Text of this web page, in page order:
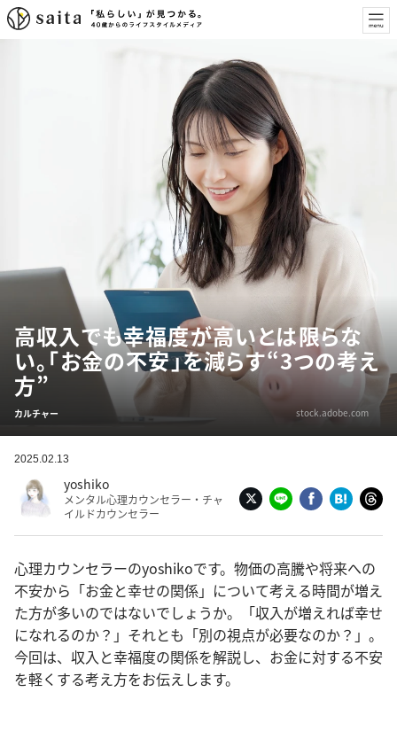
高収入でも幸福度が高いとは限らな
い。「お金の不安」を減らす“3つの考え
方”
カルチャー stock.adobe.com
2025.02.13
yoshiko
メンタル心理カウンセラー・チャ
イルドカウンセラー
心理カウンセラーのyoshikoです。物価の高騰や将来への
不安から「お金と幸せの関係」について考える時間が増え
た方が多いのではないでしょうか。「収入が増えれば幸せ
になれるのか？」それとも「別の視点が必要なのか？」。
今回は、収入と幸福度の関係を解説し、お金に対する不安
を軽くする考え方をお伝えします。